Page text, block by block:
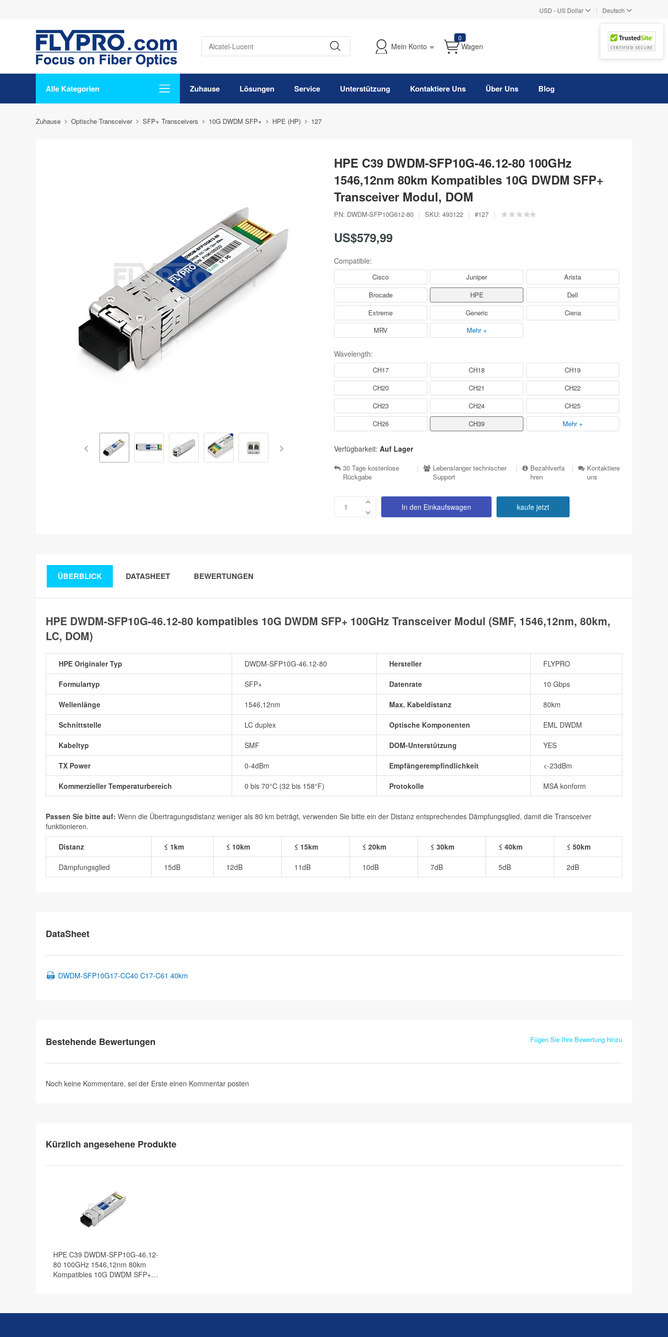
USD - US Dollar | Deutsch
Mein Konto
0
Wagen
Alle Kategorien Zuhause Lösungen Service Unterstützung Kontaktiere Uns Über Uns Blog
Zuhause Optische Transceiver SFP+ Transceivers 10G DWDM SFP+ HPE (HP) 127
HPE C39 DWDM-SFP10G-46.12-80 100GHz
1546,12nm 80km Kompatibles 10G DWDM SFP+
Transceiver Modul, DOM
PN: DWDM-SFP10G612-80 | SKU: 493122 | #127 |
US$579,99
Compatible:
Cisco Juniper
Arista
Brocade
HPE
Dell
Extreme
Generic
Ciena
MRV
Mehr +
Wavelength:
CH17 CH18
CH19
CH20
CH21
CH22
CH23
CH24
CH25
CH26
CH39 Mehr +
Verfügbarkeit: Auf Lager
30 Tage kostenlose
Rückgabe
|
Lebenslanger technischer
Support
|
Bezahlverfa
hren
|
Kontaktiere
uns
In den Einkaufswagen kaufe jetzt
ÜBERBLICK DATASHEET BEWERTUNGEN
HPE DWDM-SFP10G-46.12-80 kompatibles 10G DWDM SFP+ 100GHz Transceiver Modul (SMF, 1546,12nm, 80km,
LC, DOM)
HPE Originaler Typ DWDM-SFP10G-46.12-80 Hersteller FLYPRO
Formulartyp SFP+ Datenrate 10 Gbps
Wellenlänge 1546,12nm Max. Kabeldistanz 80km
Schnittstelle LC duplex Optische Komponenten EML DWDM
Kabeltyp SMF DOM-Unterstützung YES
TX Power 0-4dBm Empfängerempfindlichkeit <-23dBm
Kommerzieller Temperaturbereich 0 bis 70°C (32 bis 158°F) Protokolle MSA konform
Passen Sie bitte auf: Wenn die Übertragungsdistanz weniger als 80 km beträgt, verwenden Sie bitte ein der Distanz entsprechendes Dämpfungsglied, damit die Transceiver
funktionieren.
Distanz ≤ 1km ≤ 10km ≤ 15km ≤ 20km ≤ 30km ≤ 40km ≤ 50km
Dämpfungsglied 15dB 12dB 11dB 10dB 7dB 5dB 2dB
DataSheet
DWDM-SFP10G17-CC40 C17-C61 40km
Bestehende Bewertungen Fügen Sie Ihre Bewertung hinzu
Noch keine Kommentare, sei der Erste einen Kommentar posten
Kürzlich angesehene Produkte
HPE C39 DWDM-SFP10G-46.12-
80 100GHz 1546,12nm 80km
Kompatibles 10G DWDM SFP+